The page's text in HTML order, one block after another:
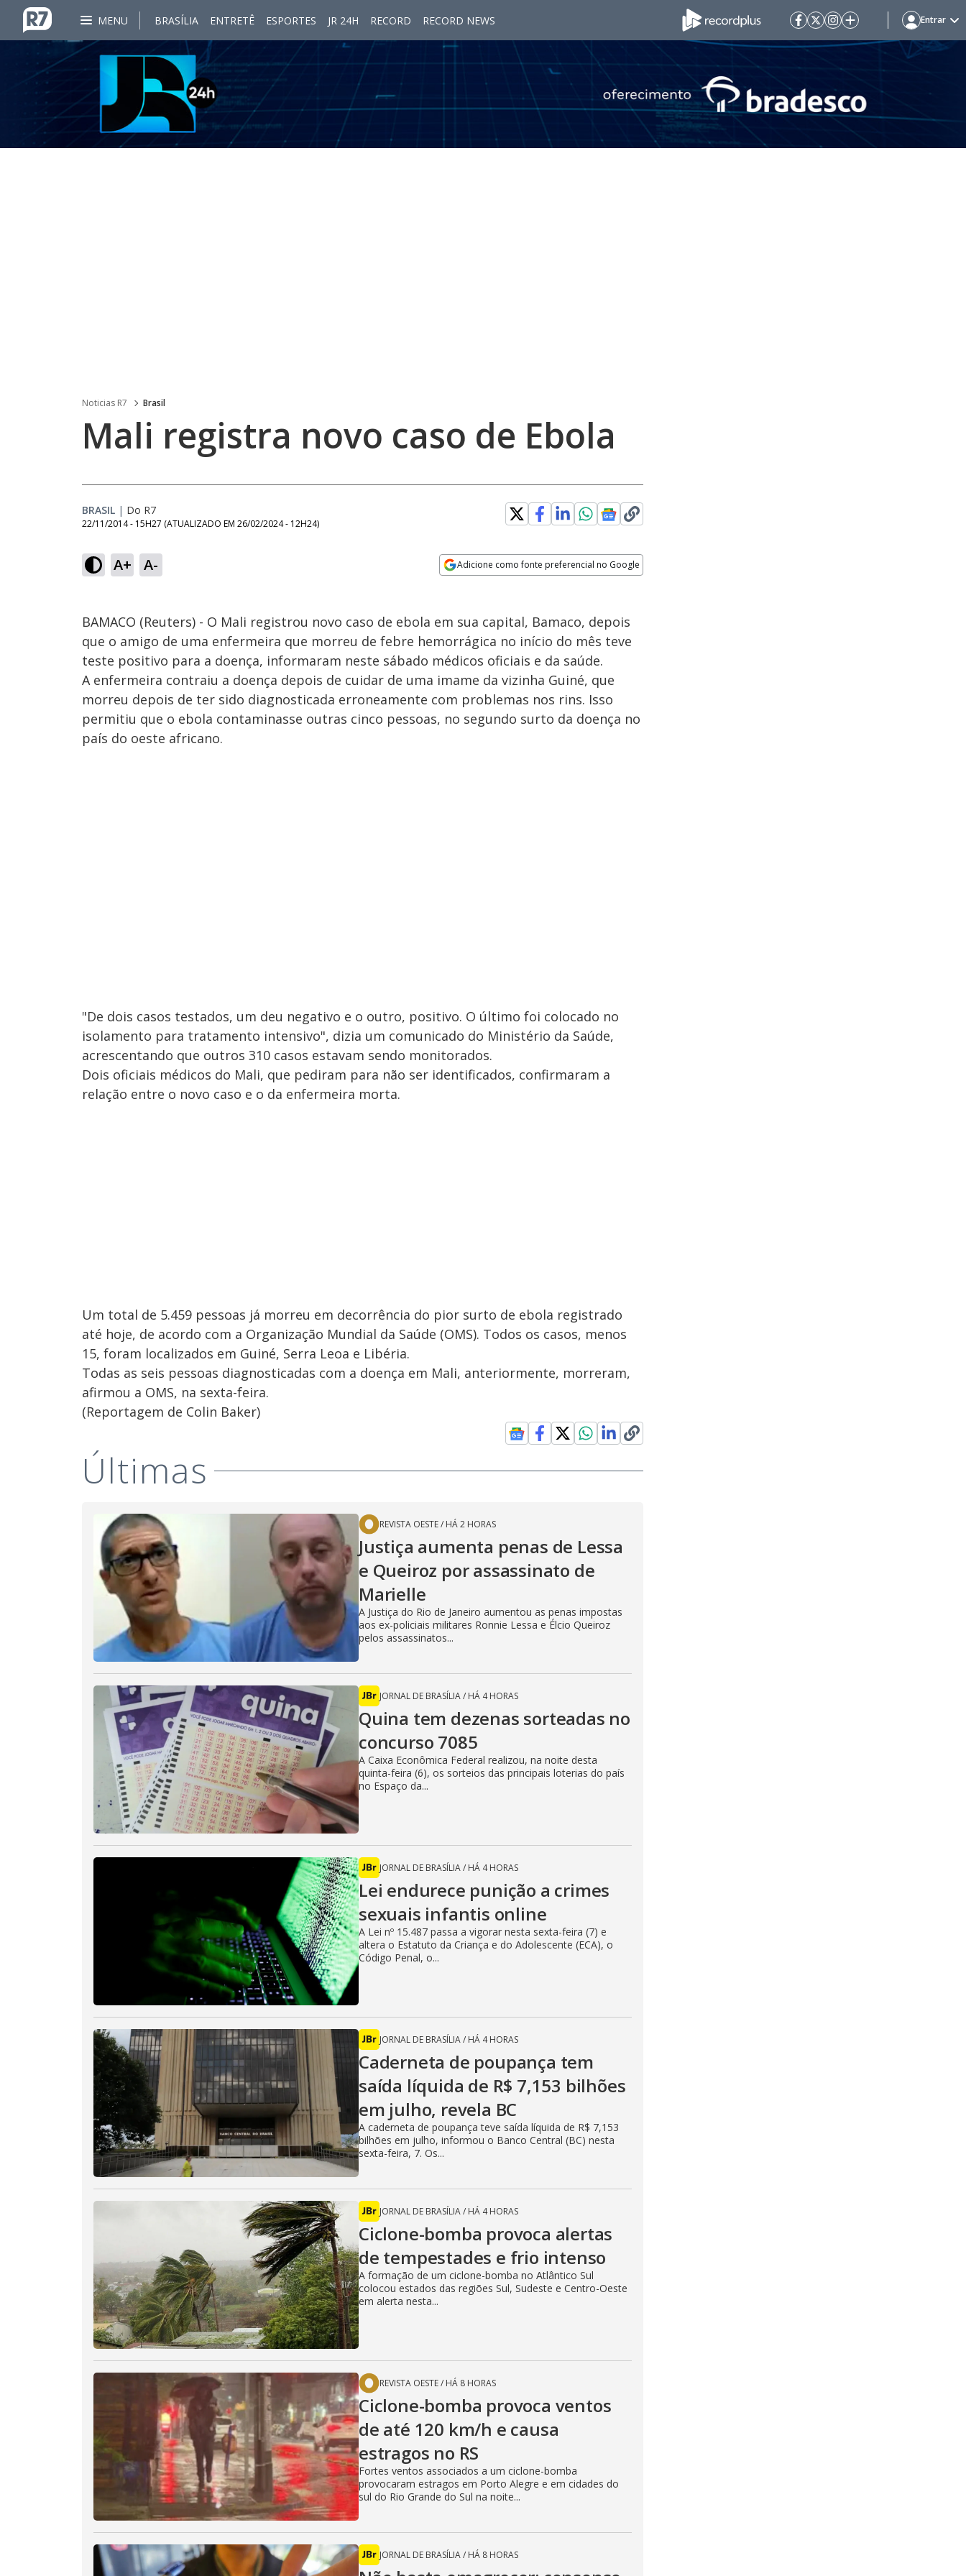
MENU BRASÍLIA ENTRETÊ ESPORTES JR 24H RECORD RECORD NEWS Entrar
Noticias R7 Brasil
Mali registra novo caso de Ebola
BRASIL | Do R7
22/11/2014 - 15H27 (ATUALIZADO EM 26/02/2024 - 12H24)
A+ A- Adicione como fonte preferencial no Google
BAMACO (Reuters) - O Mali registrou novo caso de ebola em sua capital, Bamaco, depois
que o amigo de uma enfermeira que morreu de febre hemorrágica no início do mês teve
teste positivo para a doença, informaram neste sábado médicos oficiais e da saúde.
A enfermeira contraiu a doença depois de cuidar de uma imame da vizinha Guiné, que
morreu depois de ter sido diagnosticada erroneamente com problemas nos rins. Isso
permitiu que o ebola contaminasse outras cinco pessoas, no segundo surto da doença no
país do oeste africano.
"De dois casos testados, um deu negativo e o outro, positivo. O último foi colocado no
isolamento para tratamento intensivo", dizia um comunicado do Ministério da Saúde,
acrescentando que outros 310 casos estavam sendo monitorados.
Dois oficiais médicos do Mali, que pediram para não ser identificados, confirmaram a
relação entre o novo caso e o da enfermeira morta.
Um total de 5.459 pessoas já morreu em decorrência do pior surto de ebola registrado
até hoje, de acordo com a Organização Mundial da Saúde (OMS). Todos os casos, menos
15, foram localizados em Guiné, Serra Leoa e Libéria.
Todas as seis pessoas diagnosticadas com a doença em Mali, anteriormente, morreram,
afirmou a OMS, na sexta-feira.
(Reportagem de Colin Baker)
Últimas
REVISTA OESTE/ HÁ 2 HORAS
Justiça aumenta penas de Lessa
e Queiroz por assassinato de
Marielle
A Justiça do Rio de Janeiro aumentou as penas impostas
aos ex-policiais militares Ronnie Lessa e Élcio Queiroz
pelos assassinatos...
JORNAL DE BRASÍLIA/ HÁ 4 HORAS
Quina tem dezenas sorteadas no
concurso 7085
A Caixa Econômica Federal realizou, na noite desta
quinta-feira (6), os sorteios das principais loterias do país
no Espaço da...
JORNAL DE BRASÍLIA/ HÁ 4 HORAS
Lei endurece punição a crimes
sexuais infantis online
A Lei nº 15.487 passa a vigorar nesta sexta-feira (7) e
altera o Estatuto da Criança e do Adolescente (ECA), o
Código Penal, o...
JORNAL DE BRASÍLIA/ HÁ 4 HORAS
Caderneta de poupança tem
saída líquida de R$ 7,153 bilhões
em julho, revela BC
A caderneta de poupança teve saída líquida de R$ 7,153
bilhões em julho, informou o Banco Central (BC) nesta
sexta-feira, 7. Os...
JORNAL DE BRASÍLIA/ HÁ 4 HORAS
Ciclone-bomba provoca alertas
de tempestades e frio intenso
A formação de um ciclone-bomba no Atlântico Sul
colocou estados das regiões Sul, Sudeste e Centro-Oeste
em alerta nesta...
REVISTA OESTE/ HÁ 8 HORAS
Ciclone-bomba provoca ventos
de até 120 km/h e causa
estragos no RS
Fortes ventos associados a um ciclone-bomba
provocaram estragos em Porto Alegre e em cidades do
sul do Rio Grande do Sul na noite...
JORNAL DE BRASÍLIA/ HÁ 8 HORAS